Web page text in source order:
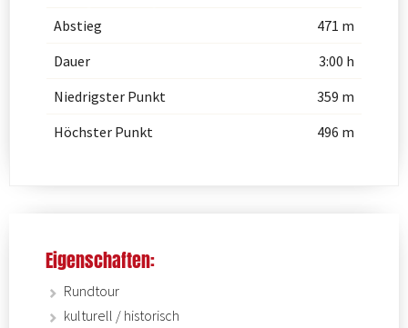
Abstieg
471 m
Dauer
3:00 h
Niedrigster Punkt
359 m
Höchster Punkt
496 m
Eigenschaften:
Rundtour
kulturell / historisch